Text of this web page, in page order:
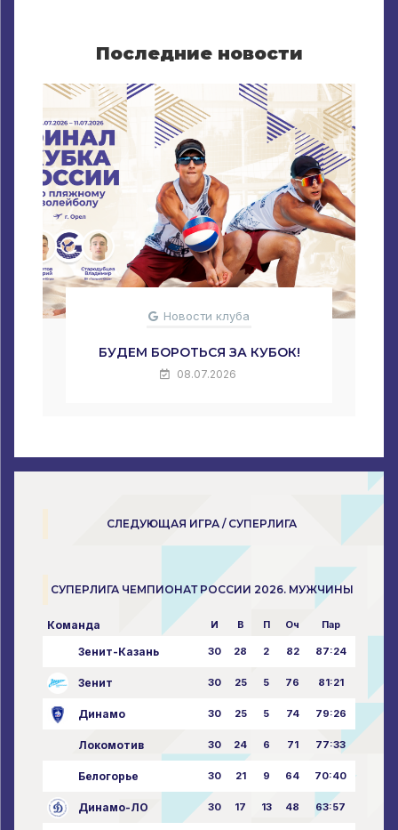
Последние новости
Новости клуба
БУДЕМ БОРОТЬСЯ ЗА КУБОК!
08.07.2026
СЛЕДУЮЩАЯ ИГРА / СУПЕРЛИГА
СУПЕРЛИГА ЧЕМПИОНАТ РОССИИ 2026. МУЖЧИНЫ
Команда И В П Оч Пар
Зенит-Казань 30 28 2 82 87:24
Зенит 30 25 5 76 81:21
Динамо 30 25 5 74 79:26
Локомотив 30 24 6 71 77:33
Белогорье 30 21 9 64 70:40
Динамо-ЛО 30 17 13 48 63:57